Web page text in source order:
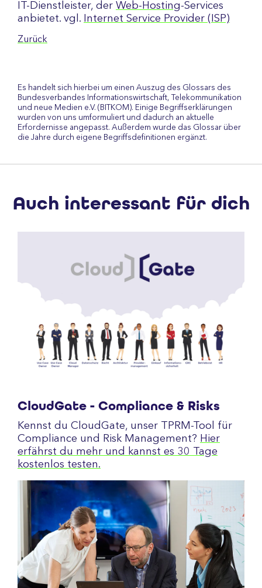
IT-Dienstleister, der Web-Hosting-Services
anbietet. vgl.
Internet Service Provider (ISP)
Zurück
Es handelt sich hierbei um einen Auszug des Glossars des
Bundesverbandes Informationswirtschaft, Telekommunikation
und neue Medien e.V. (BITKOM). Einige Begriffserklärungen
wurden von uns umformuliert und dadurch an aktuelle
Erfordernisse angepasst. Außerdem wurde das Glossar über
die Jahre durch eigene Begriffsdefinitionen ergänzt.
Auch interessant für dich
CloudGate - Compliance & Risks
Kennst du CloudGate, unser TPRM-Tool für
Compliance und Risk Management? Hier
erfährst du mehr und kannst es 30 Tage
kostenlos testen.